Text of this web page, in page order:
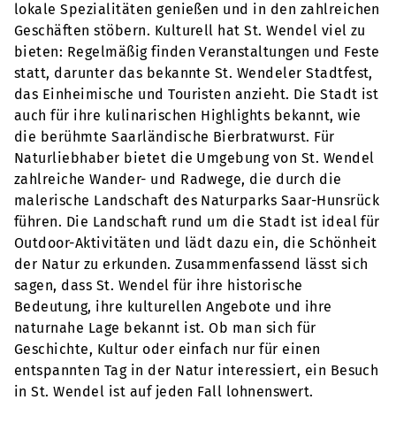
lokale Spezialitäten genießen und in den zahlreichen
Geschäften stöbern. Kulturell hat St. Wendel viel zu
bieten: Regelmäßig finden Veranstaltungen und Feste
statt, darunter das bekannte St. Wendeler Stadtfest,
das Einheimische und Touristen anzieht. Die Stadt ist
auch für ihre kulinarischen Highlights bekannt, wie
die berühmte Saarländische Bierbratwurst. Für
Naturliebhaber bietet die Umgebung von St. Wendel
zahlreiche Wander- und Radwege, die durch die
malerische Landschaft des Naturparks Saar-Hunsrück
führen. Die Landschaft rund um die Stadt ist ideal für
Outdoor-Aktivitäten und lädt dazu ein, die Schönheit
der Natur zu erkunden. Zusammenfassend lässt sich
sagen, dass St. Wendel für ihre historische
Bedeutung, ihre kulturellen Angebote und ihre
naturnahe Lage bekannt ist. Ob man sich für
Geschichte, Kultur oder einfach nur für einen
entspannten Tag in der Natur interessiert, ein Besuch
in St. Wendel ist auf jeden Fall lohnenswert.